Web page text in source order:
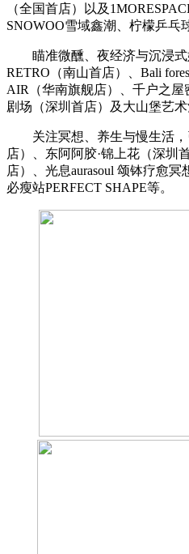
（全国首店）以及
SNOWOO雪域鑫潮、柠檬乒乓
瞄准微醺、夜经济与沉浸
RETRO（南山首店）、Bali
AIR（华南旗舰店）、千户之
剧场（深圳首店）及大山堡艺术
关注冥想、养生与慢生活
店）、东阿阿胶·锦上花（深圳
店）、光息aurasoul 颂钵疗愈冥
必瘦站PERFECT SHAPE等。